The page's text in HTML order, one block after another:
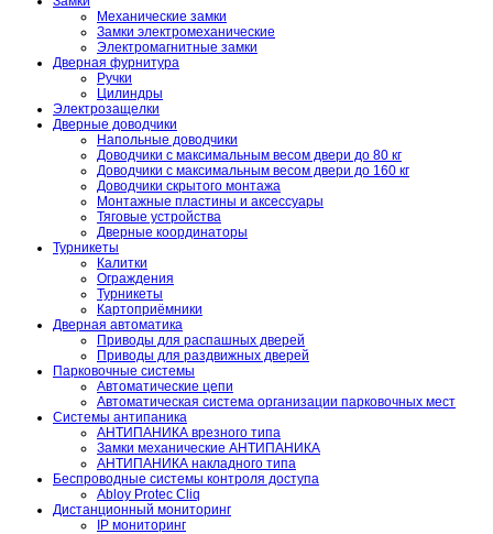
Механические замки
Замки электромеханические
Электромагнитные замки
Дверная фурнитура
Ручки
Цилиндры
Электрозащелки
Дверные доводчики
Напольные доводчики
Доводчики с максимальным весом двери до 80 кг
Доводчики с максимальным весом двери до 160 кг
Доводчики скрытого монтажа
Монтажные пластины и аксессуары
Тяговые устройства
Дверные координаторы
Турникеты
Калитки
Ограждения
Турникеты
Картоприёмники
Дверная автоматика
Приводы для распашных дверей
Приводы для раздвижных дверей
Парковочные системы
Автоматические цепи
Автоматическая система организации парковочных мест
Системы антипаника
АНТИПАНИКА врезного типа
Замки механические АНТИПАНИКА
АНТИПАНИКА накладного типа
Беспроводные системы контроля доступа
Abloy Protec Cliq
Дистанционный мониторинг
IP мониторинг